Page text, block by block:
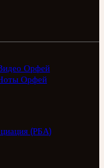
Орфей
Орфей
(РБА)